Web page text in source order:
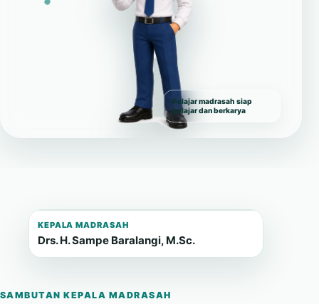
Pelajar madrasah siap
belajar dan berkarya
KEPALA MADRASAH
Drs. H. Sampe Baralangi, M.Sc.
SAMBUTAN KEPALA MADRASAH